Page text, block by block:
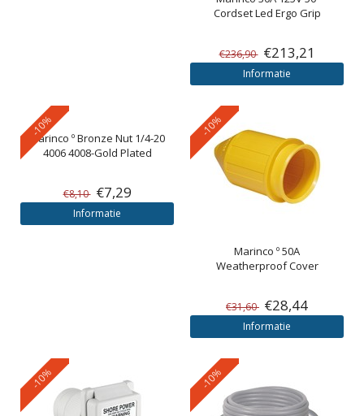
Cordset Led Ergo Grip
€236,90 €213,21
Informatie
-10%
Marinco º Bronze Nut 1/4-20
4006 4008-Gold Plated
€8,10 €7,29
Informatie
-10%
Marinco º 50A
Weatherproof Cover
€31,60 €28,44
Informatie
-10% -10%